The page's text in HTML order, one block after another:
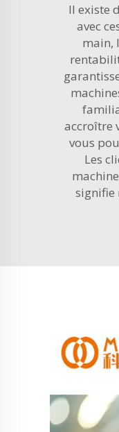
Il existe
avec
main,
accroître
vous
Les
signifie